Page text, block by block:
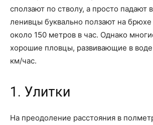
сползают по стволу, а просто падают
ленивцы буквально ползают на
около 150 метров в час. Однако
хорошие пловцы, развивающие в
км/час.
1. Улитки
На преодоление расстояния в